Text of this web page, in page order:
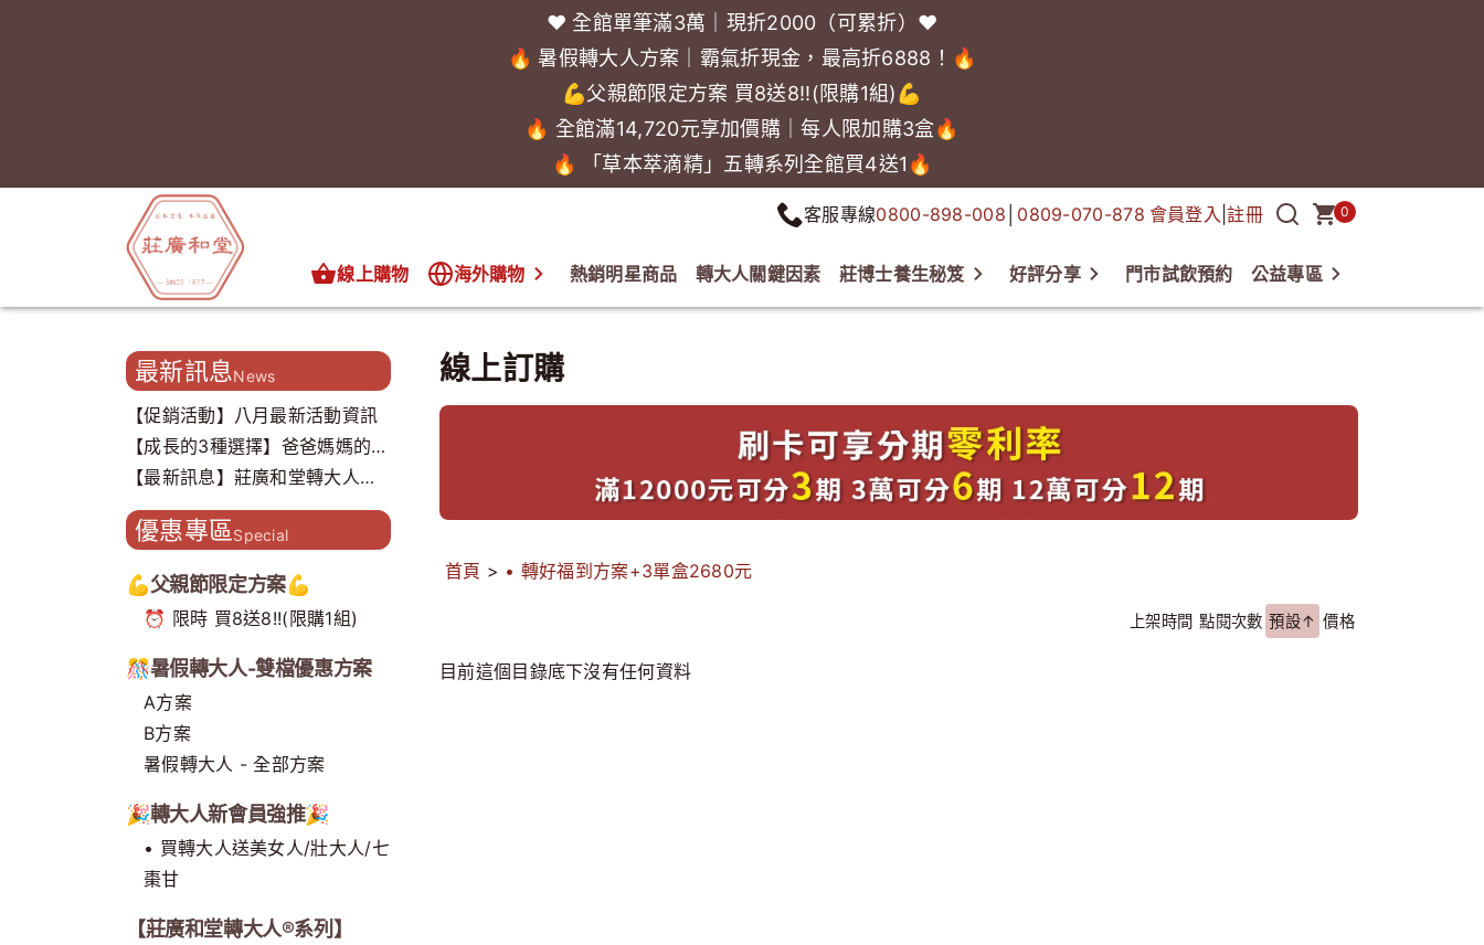
❤️ 全館單筆滿3萬｜現折2000（可累折）❤️
🔥 暑假轉大人方案｜霸氣折現金，最高折6888！🔥
💪父親節限定方案 買8送8!!(限購1組)💪
🔥 全館滿14,720元享加價購｜每人限加購3盒🔥
🔥 「草本萃滴精」五轉系列全館買4送1🔥
客服專線0800-898-008 0809-070-878 會員登入 |註冊 0
線上購物 海外購物 熱銷明星商品 轉大人關鍵因素 莊博士養生秘笈 好評分享 門市試飲預約 公益專區
最新訊息News
【促銷活動】八月最新活動資訊
【成長的3種選擇】爸爸媽媽的心
聲，我們都聽到了..
【最新訊息】莊廣和堂轉大人打
造主題門市 開創補養新型態
優惠專區Special
💪父親節限定方案💪
⏰ 限時 買8送8!!(限購1組)
🎊暑假轉大人-雙檔優惠方案
A方案
B方案
暑假轉大人 - 全部方案
🎉轉大人新會員強推🎉
• 買轉大人送美女人/壯大人/七
棗甘
【莊廣和堂轉大人®系列】
線上訂購
首頁 > • 轉好福到方案+3單盒2680元
上架時間 點閱次數 預設↑ 價格
目前這個目錄底下沒有任何資料